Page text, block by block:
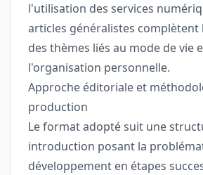
l'utilisation des services
articles généralistes complètent
des thèmes liés au mode de vie
l'organisation personnelle.
Approche éditoriale et
production
Le format adopté suit une
introduction posant la
développement en étapes